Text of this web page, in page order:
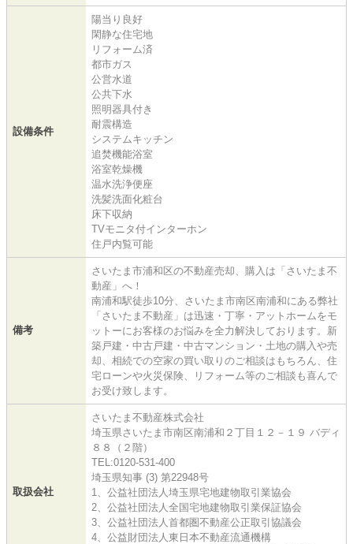
設備条件
陽当り良好
閑静な住宅地
リフォーム済
都市ガス
公営水道
公共下水
照明器具付き
耐震構造
システムキッチン
追焚機能浴室
浴室乾燥機
温水洗浄便座
洗髪洗面化粧台
床下収納
TVモニタ付インターホン
住戸内覧可能
備考
さいたま市浦和区の不動産売却、購入は「さいたま不
動産」へ！
南浦和駅徒歩10分、さいたま市南区南浦和にある弊社
「さいたま不動産」は迅速・丁寧・アットホームをモ
ットーにお客様のお悩みを全力解決しております。新
築戸建・中古戸建・中古マンション・土地の購入や売
却、相続での空家の買い取りのご相談はもちろん、住
宅ローンや火災保険、リフォーム等のご相談も喜んで
お受け致します。
取扱会社
さいたま不動産株式会社
埼玉県さいたま市南区南浦和２丁目１２－１９ バディ
８８（２階）
TEL:0120-531-400
埼玉県知事 (3) 第22948号
1、公益社団法人埼玉県宅地建物取引業協会
2、公益社団法人全国宅地建物取引業保証協会
3、公益社団法人首都圏不動産公正取引協議会
4、公益財団法人東日本不動産流通機構